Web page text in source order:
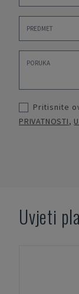
Pritisnite
PRIVATNOSTI,
Uvjeti